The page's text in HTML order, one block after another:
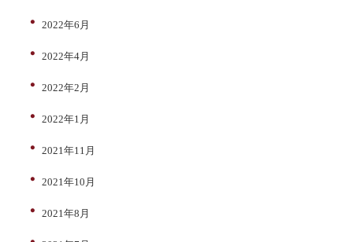
2022年6月
2022年4月
2022年2月
2022年1月
2021年11月
2021年10月
2021年8月